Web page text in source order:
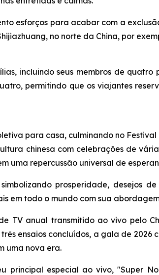
esforços para acabar com a
no norte da China, por
incluindo seus membros de
permitindo que os viajantes
para casa, culminando no
chinesa com celebrações de
uma repercussão universal de
prosperidade, desejos
em todo o mundo com sua
TV anual transmitido ao vivo pelo
ensaios concluídos, a gala de
uma nova era.
principal especial ao vivo, "Super